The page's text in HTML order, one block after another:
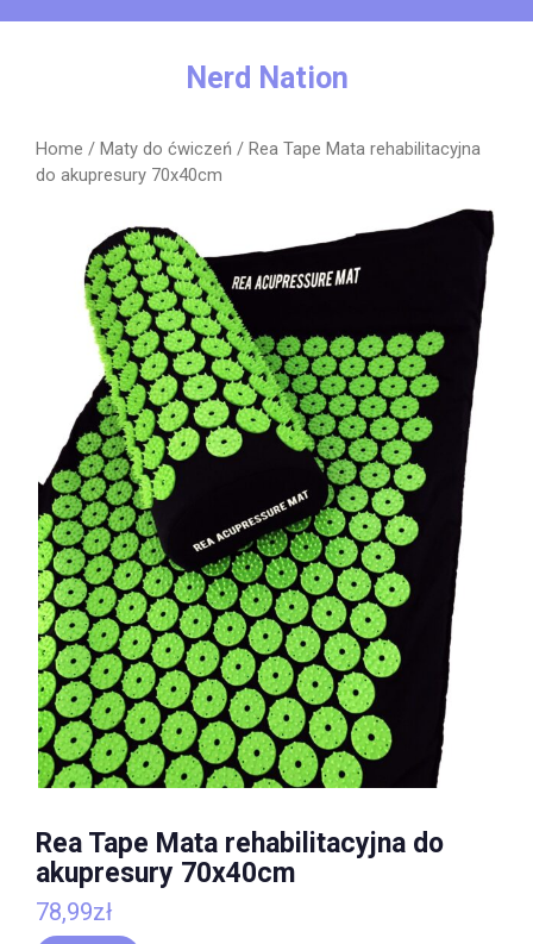
Nerd Nation
Home / Maty do ćwiczeń / Rea Tape Mata rehabilitacyjna
do akupresury 70x40cm
Rea Tape Mata rehabilitacyjna do
akupresury 70x40cm
78,99zł